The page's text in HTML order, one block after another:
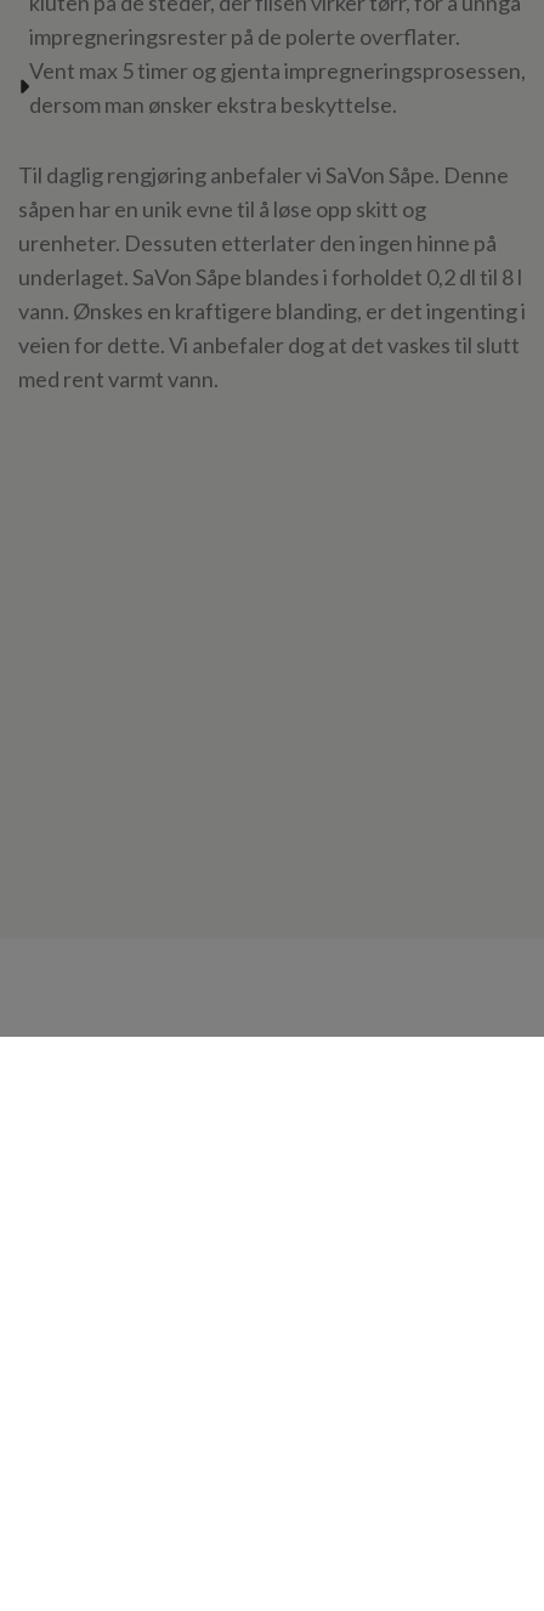
impregneringsrester på de polerte overflater.
Vent max 5 timer og gjenta impregneringsprosessen,
dersom man ønsker ekstra beskyttelse.
Til daglig rengjøring anbefaler vi SaVon Såpe. Denne
såpen har en unik evne til å løse opp skitt og
urenheter. Dessuten etterlater den ingen hinne på
underlaget. SaVon Såpe blandes i forholdet 0,2 dl til 8 l
vann. Ønskes en kraftigere blanding, er det ingenting i
veien for dette. Vi anbefaler dog at det vaskes til slutt
med rent varmt vann.